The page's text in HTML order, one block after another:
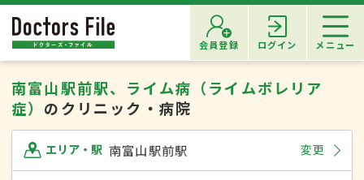
会員登録 ログイン メニュー
南富山駅前駅、ライム病（ライムボレリア
症） のクリニック・病院
エリア・駅 南富山駅前駅 変更